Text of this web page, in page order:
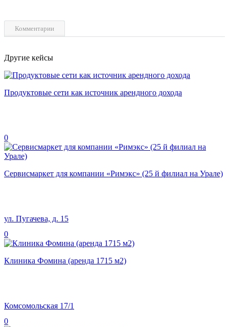
Комментарии
Другие кейсы
Продуктовые сети как источник арендного дохода
0
Сервисмаркет для компании «Римэкс» (25 й филиал на Урале)
ул. Пугачева, д. 15
0
Клиника Фомина (аренда 1715 м2)
Комсомольская 17/1
0